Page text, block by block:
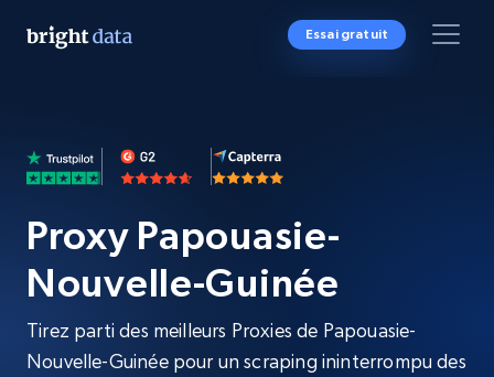
Essai gratuit
Proxy Papouasie-
Nouvelle-Guinée
Tirez parti des meilleurs Proxies de Papouasie-
Nouvelle-Guinée pour un scraping ininterrompu des